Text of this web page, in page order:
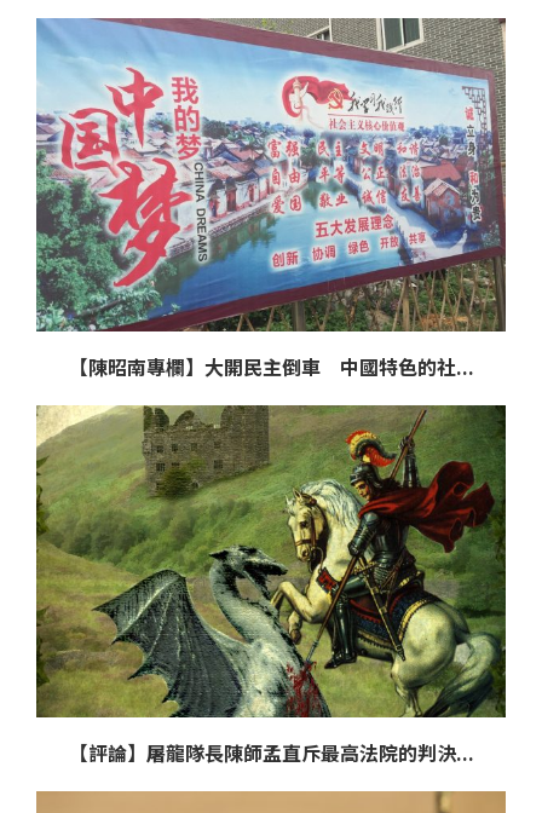
【陳昭南專欄】大開民主倒車 中國特色的社...
【評論】屠龍隊長陳師孟直斥最高法院的判決...